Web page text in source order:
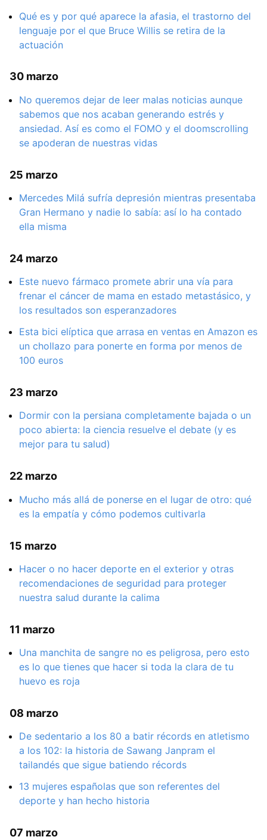
Qué es y por qué aparece la afasia, el trastorno del
lenguaje por el que Bruce Willis se retira de la
actuación
30 marzo
No queremos dejar de leer malas noticias aunque
sabemos que nos acaban generando estrés y
ansiedad. Así es como el FOMO y el doomscrolling
se apoderan de nuestras vidas
25 marzo
Mercedes Milá sufría depresión mientras presentaba
Gran Hermano y nadie lo sabía: así lo ha contado
ella misma
24 marzo
Este nuevo fármaco promete abrir una vía para
frenar el cáncer de mama en estado metastásico, y
los resultados son esperanzadores
Esta bici elíptica que arrasa en ventas en Amazon es
un chollazo para ponerte en forma por menos de
100 euros
23 marzo
Dormir con la persiana completamente bajada o un
poco abierta: la ciencia resuelve el debate (y es
mejor para tu salud)
22 marzo
Mucho más allá de ponerse en el lugar de otro: qué
es la empatía y cómo podemos cultivarla
15 marzo
Hacer o no hacer deporte en el exterior y otras
recomendaciones de seguridad para proteger
nuestra salud durante la calima
11 marzo
Una manchita de sangre no es peligrosa, pero esto
es lo que tienes que hacer si toda la clara de tu
huevo es roja
08 marzo
De sedentario a los 80 a batir récords en atletismo
a los 102: la historia de Sawang Janpram el
tailandés que sigue batiendo récords
13 mujeres españolas que son referentes del
deporte y han hecho historia
07 marzo